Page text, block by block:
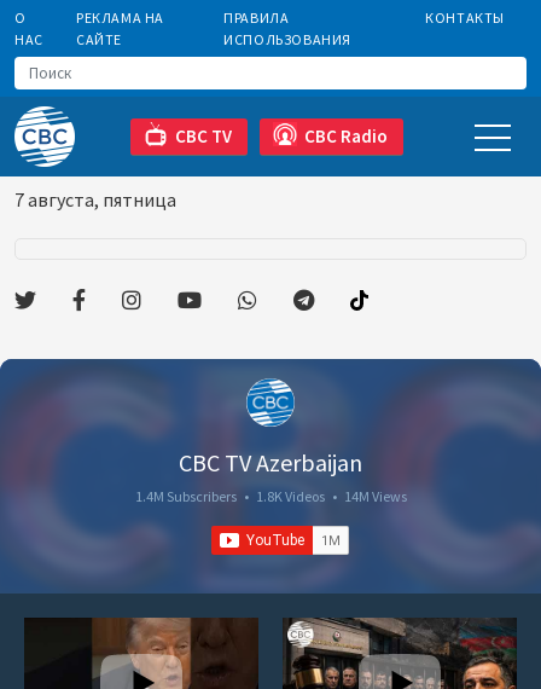
О
НАС
РЕКЛАМА НА
САЙТЕ
ПРАВИЛА
ИСПОЛЬЗОВАНИЯ
КОНТАКТЫ
CBC TV CBC Radio
7 августа, пятница
CBC TV Azerbaijan
1.4M Subscribers • 1.8K Videos • 14M Views